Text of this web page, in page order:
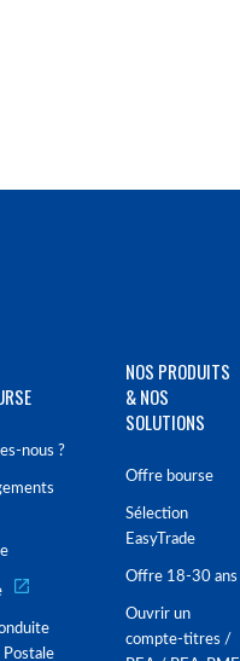
nous ?
Postale
NOS PRODUITS
& NOS
SOLUTIONS
Offre bourse
Sélection
EasyTrade
Offre 18-30 ans
Ouvrir un
compte-titres /